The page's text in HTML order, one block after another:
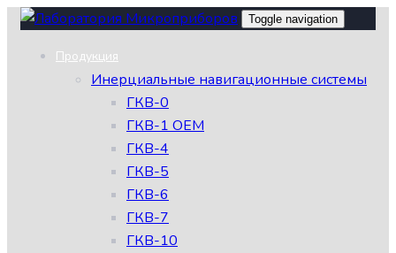
Skip
Skip
primary
Toggle navigation
Продукция
Инерциальные навигационные системы
ГКВ-0
ГКВ-1 OEM
ГКВ-4
ГКВ-5
ГКВ-6
ГКВ-7
ГКВ-10